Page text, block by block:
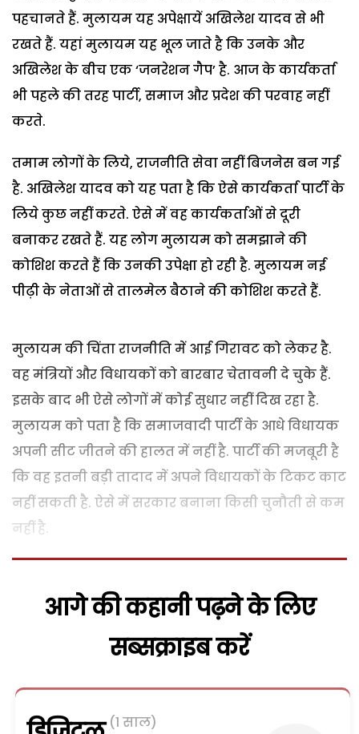
पहचानते हैं. मुलायम यह अपेक्षायें अखिलेश यादव से भी
रखते हैं. यहां मुलायम यह भूल जाते है कि उनके और
अखिलेश के बीच एक ‘जनरेशन गैप’ है. आज के कार्यकर्ता
भी पहले की तरह पार्टी, समाज और प्रदेश की परवाह नहीं
करते.
तमाम लोगों के लिये, राजनीति सेवा नहीं बिजनेस बन गई
है. अखिलेश यादव को यह पता है कि ऐसे कार्यकर्ता पार्टी के
लिये कुछ नहीं करते. ऐसे में वह कार्यकर्ताओं से दूरी
बनाकर रखते हैं. यह लोग मुलायम को समझाने की
कोशिश करते हैं कि उनकी उपेक्षा हो रही है. मुलायम नई
पीढ़ी के नेताओं से तालमेल बैठाने की कोशिश करते हैं.
मुलायम की चिंता राजनीति में आई गिरावट को लेकर है.
वह मंत्रियों और विधायकों को बारबार चेतावनी दे चुके हैं.
इसके बाद भी ऐसे लोगों में कोई सुधार नहीं दिख रहा है.
मुलायम को पता है कि समाजवादी पार्टी के आधे विधायक
अपनी सीट जीतने की हालत में नहीं है. पार्टी की मजबूरी है
कि वह इतनी बड़ी तादाद में अपने विधायकों के टिकट काट
नहीं सकती है. ऐसे में सरकार बनाना किसी चुनौती से कम
नहीं है.
आगे की कहानी पढ़ने के लिए
सब्सक्राइब करें
(1 साल)